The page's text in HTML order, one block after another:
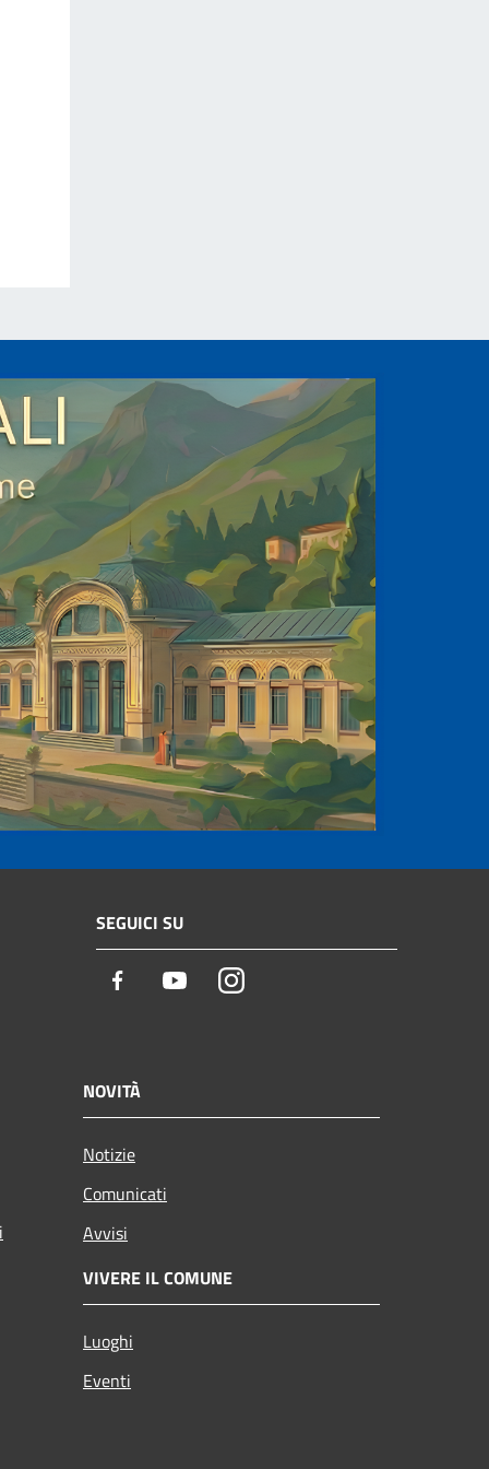
SEGUICI SU
Facebook YoutubeInstagram
NOVITÀ
Notizie
Comunicati
Avvisi
VIVERE IL COMUNE
Luoghi
Eventi